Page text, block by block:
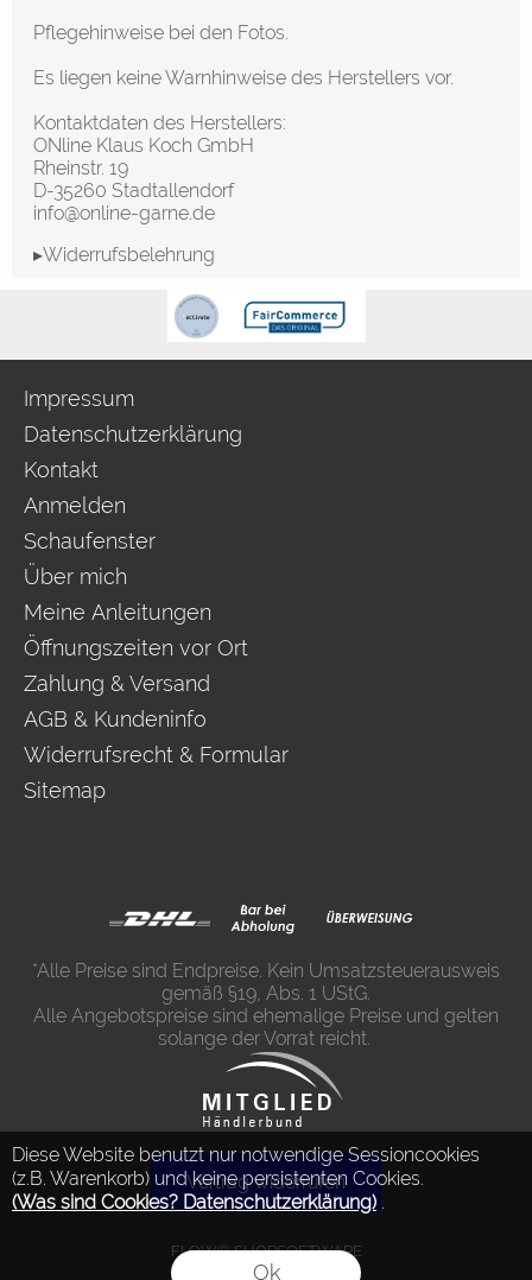
Diese Website benutzt nur notwendige Sessioncookies
(z.B. Warenkorb) und keine persistenten Cookies.
(Was sind Cookies? Datenschutzerklärung) .
Ok
Pflegehinweise bei den Fotos.
Es liegen keine Warnhinweise des Herstellers vor.
Kontaktdaten des Herstellers:
ONline Klaus Koch GmbH
Rheinstr. 19
D-35260 Stadtallendorf
info@online-garne.de
▸Widerrufsbelehrung
Impressum
Datenschutzerklärung
Kontakt
Anmelden
Schaufenster
Über mich
Meine Anleitungen
Öffnungszeiten vor Ort
Zahlung & Versand
AGB & Kundeninfo
Widerrufsrecht & Formular
Sitemap
*Alle Preise sind Endpreise. Kein Umsatzsteuerausweis
gemäß §19, Abs. 1 UStG.
Alle Angebotspreise sind ehemalige Preise und gelten
solange der Vorrat reicht.
Vertrag widerrufen
FLOW® SHOPSOFTWARE